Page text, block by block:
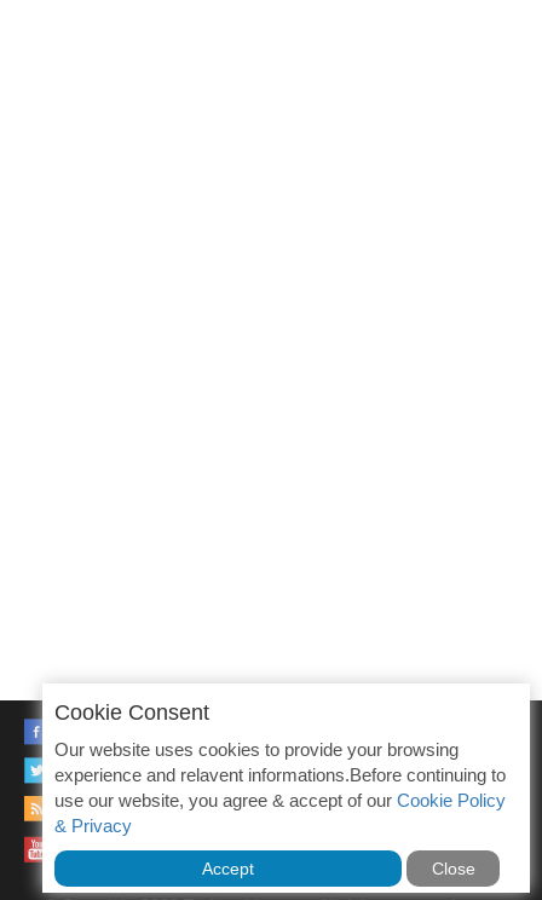
TWITTER
RSS
YOUTUBE
Cookie Consent
Our website uses cookies to provide your browsing
experience and relavent informations.Before continuing to
use our website, you agree & accept of our Cookie Policy
& Privacy
Accept Close